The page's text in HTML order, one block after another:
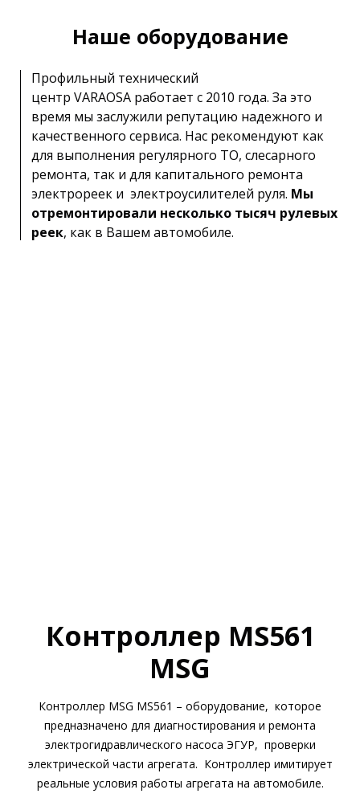
Наше оборудование
Профильный технический
центр VARAOSA работает с 2010 года. За это
время мы заслужили репутацию надежного и
качественного сервиса. Нас рекомендуют как
для выполнения регулярного ТО, слесарного
ремонта, так и для капитального ремонта
электрореек и электроусилителей руля. Мы
отремонтировали несколько тысяч рулевых
реек, как в Вашем автомобиле.
Контроллер MS561
MSG
Контроллер MSG MS561 – оборудование, которое
предназначено для диагностирования и ремонта
электрогидравлического насоса ЭГУР, проверки
электрической части агрегата. Контроллер имитирует
реальные условия работы агрегата на автомобиле.